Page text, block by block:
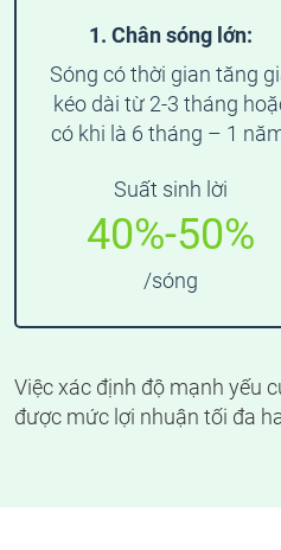
1. Chân sóng lớn:
Sóng có thời gian tăng
kéo dài từ 2-3 tháng
có khi là 6 tháng – 1
Suất sinh lời
40%-50%
/sóng
Việc xác định độ mạnh yếu
được mức lợi nhuận tối đa